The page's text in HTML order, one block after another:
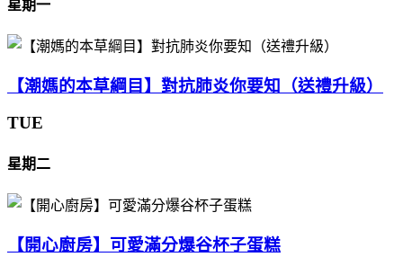
星期一
【潮媽的本草綱目】對抗肺炎你要知（送禮升級）
TUE
星期二
【開心廚房】可愛滿分爆谷杯子蛋糕